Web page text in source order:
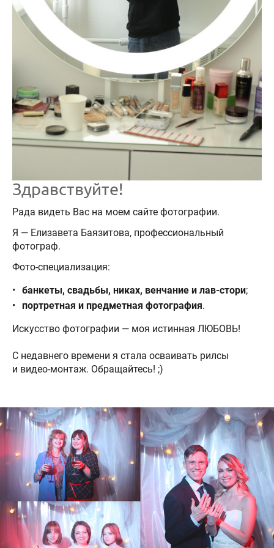
Здравствуйте!
Рада видеть Вас на моем сайте фотографии.
Я — Елизавета Баязитова, профессиональный
фотограф.
Фото-специализация:
банкеты, свадьбы, никах, венчание и лав-стори;
портретная и предметная фотография.
Искусство фотографии — моя истинная ЛЮБОВЬ!
С недавнего времени я стала осваивать рилсы
и видео-монтаж. Обращайтесь! ;)